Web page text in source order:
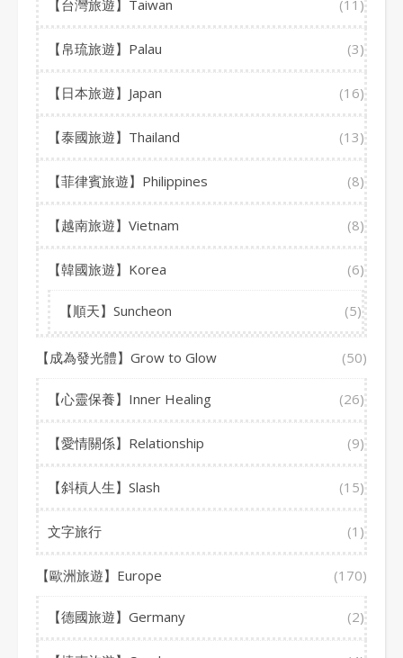
【台灣旅遊】Taiwan (11)
【帛琉旅遊】Palau (3)
【日本旅遊】Japan (16)
【泰國旅遊】Thailand (13)
【菲律賓旅遊】Philippines (8)
【越南旅遊】Vietnam (8)
【韓國旅遊】Korea (6)
【順天】Suncheon (5)
【成為發光體】Grow to Glow (50)
【心靈保養】Inner Healing (26)
【愛情關係】Relationship (9)
【斜槓人生】Slash (15)
文字旅行 (1)
【歐洲旅遊】Europe (170)
【德國旅遊】Germany (2)